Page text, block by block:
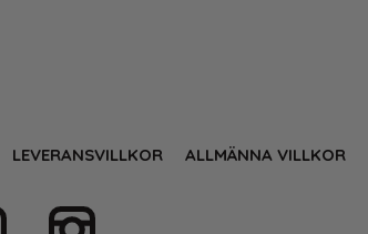
LEVERANSVILLKOR ALLMÄNNA VILLKOR